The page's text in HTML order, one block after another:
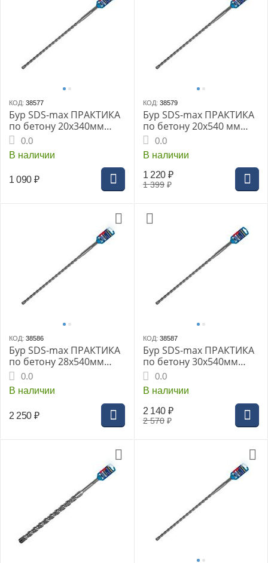
КОД: 38577
Бур SDS-max ПРАКТИКА
по бетону 20x340мм
Квадро серия Эксперт
0.0
В наличии
1 090 ₽
КОД: 38579
Бур SDS-max ПРАКТИКА
по бетону 20x540 мм
Квадро серия Эксперт
0.0
В наличии
1 399 ₽
1 220 ₽
КОД: 38586
Бур SDS-max ПРАКТИКА
по бетону 28x540мм
Квадро серия Эксперт
0.0
В наличии
2 250 ₽
КОД: 38587
Бур SDS-max ПРАКТИКА
по бетону 30x540мм
Квадро серия Эксперт
0.0
В наличии
2 570 ₽
2 140 ₽